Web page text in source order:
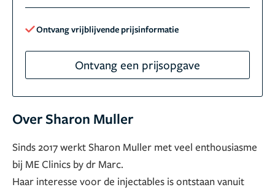
Ontvang vrijblijvende prijsinformatie
Ontvang een prijsopgave
Over Sharon Muller
Sinds 2017 werkt Sharon Muller met veel enthousiasme
bij ME Clinics by dr Marc.
Haar interesse voor de injectables is ontstaan vanuit